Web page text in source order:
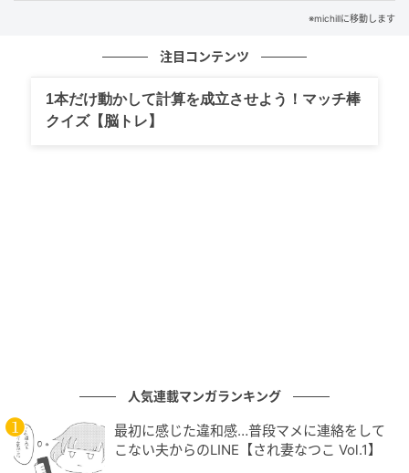
※michillに移動します
注目コンテンツ
1本だけ動かして計算を成立させよう！マッチ棒
クイズ【脳トレ】
人気連載マンガランキング
最初に感じた違和感…普段マメに連絡をして
こない夫からのLINE【され妻なつこ Vol.1】